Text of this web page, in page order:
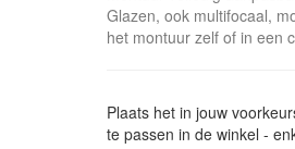
Glazen, ook multifocaal,
het montuur zelf of in een
Plaats het in jouw
te passen in de winkel -